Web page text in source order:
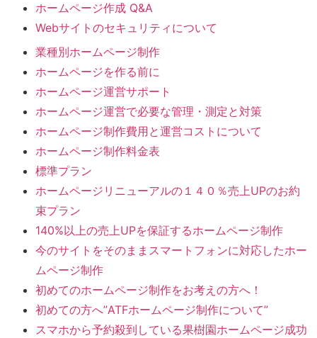
ホームページ作成 Q&A
Webサイトのセキュリティについて
業種別ホームページ制作
ホームページを作る前に
ホームページ運営サポート
ホームページ運営で必要な管理・測定と対策
ホームページ制作費用と運営コストについて
ホームページ制作料金表
標準プラン
ホームページリニューアルの１４０％売上UPのお約
束プラン
140%以上の売上UPを保証するホームページ制作
今のサイトをそのままスマートフォンに対応したホー
ムページ制作
初めてのホームページ制作をお考えの方へ！
初めての方へ”ATFホームページ制作について”
スマホから予約殺到している果樹園ホームページ成功